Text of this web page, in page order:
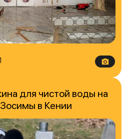
для чистой воды на
в Кении